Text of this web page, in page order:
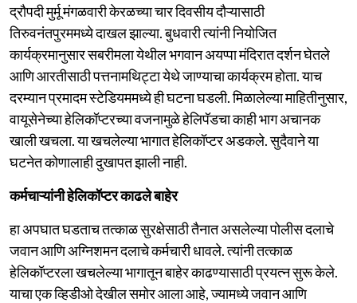
द्रौपदी मुर्मू मंगळवारी केरळच्या चार दिवसीय दौऱ्यासाठी
तिरुवनंतपुरममध्ये दाखल झाल्या. बुधवारी त्यांनी नियोजित
कार्यक्रमानुसार सबरीमला येथील भगवान अयप्पा मंदिरात दर्शन घेतले
आणि आरतीसाठी पत्तनामथिट्टा येथे जाण्याचा कार्यक्रम होता. याच
दरम्यान प्रमादम स्टेडियममध्ये ही घटना घडली. मिळालेल्या माहितीनुसार,
वायूसेनेच्या हेलिकॉप्टरच्या वजनामुळे हेलिपॅडचा काही भाग अचानक
खाली खचला. या खचलेल्या भागात हेलिकॉप्टर अडकले. सुदैवाने या
घटनेत कोणालाही दुखापत झाली नाही.
कर्मचाऱ्यांनी हेलिकॉप्टर काढले बाहेर
हा अपघात घडताच तत्काळ सुरक्षेसाठी तैनात असलेल्या पोलीस दलाचे
जवान आणि अग्निशमन दलाचे कर्मचारी धावले. त्यांनी तत्काळ
हेलिकॉप्टरला खचलेल्या भागातून बाहेर काढण्यासाठी प्रयत्न सुरू केले.
याचा एक व्हिडीओ देखील समोर आला आहे, ज्यामध्ये जवान आणि